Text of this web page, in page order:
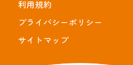
利用規約
プライバシーポリシー
サイトマップ